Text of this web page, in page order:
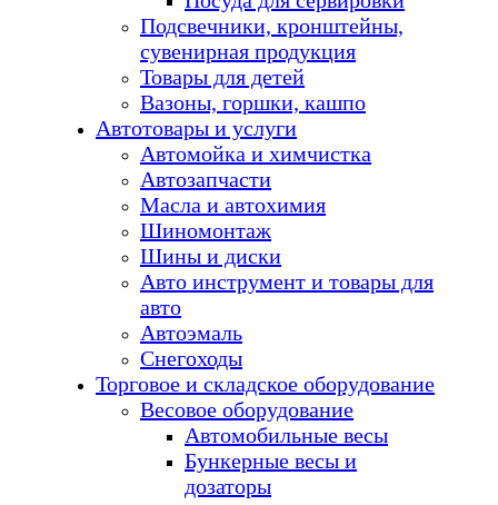
Подсвечники, кронштейны,
сувенирная продукция
Товары для детей
Вазоны, горшки, кашпо
Автотовары и услуги
Автомойка и химчистка
Автозапчасти
Масла и автохимия
Шиномонтаж
Шины и диски
Авто инструмент и товары для
авто
Автоэмаль
Снегоходы
Торговое и складское оборудование
Весовое оборудование
Автомобильные весы
Бункерные весы и
дозаторы